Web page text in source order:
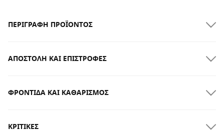
ΠΕΡΙΓΡΑΦΉ ΠΡΟΪΌΝΤΟΣ
ΑΠΟΣΤΟΛΉ ΚΑΙ ΕΠΙΣΤΡΟΦΈΣ
ΦΡΟΝΤΊΔΑ ΚΑΙ ΚΑΘΑΡΙΣΜΌΣ
ΚΡΙΤΙΚΈΣ